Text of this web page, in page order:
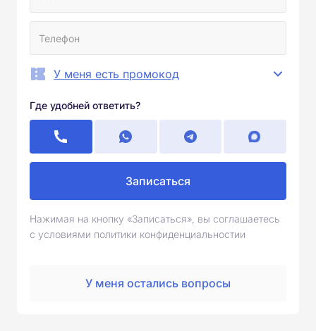
У меня есть промокод
Где удобней ответить?
Записаться
Нажимая на кнопку «Записаться», вы соглашаетесь
с условиями политики конфиденциальностии
У меня остались вопросы